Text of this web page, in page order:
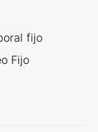
fijo
Fijo